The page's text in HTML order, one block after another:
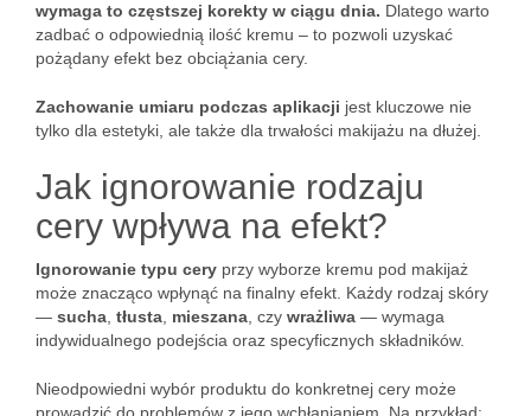
wymaga to częstszej korekty w ciągu dnia. Dlatego warto
zadbać o odpowiednią ilość kremu – to pozwoli uzyskać
pożądany efekt bez obciążania cery.
Zachowanie umiaru podczas aplikacji jest kluczowe nie
tylko dla estetyki, ale także dla trwałości makijażu na dłużej.
Jak ignorowanie rodzaju
cery wpływa na efekt?
Ignorowanie typu cery przy wyborze kremu pod makijaż
może znacząco wpłynąć na finalny efekt. Każdy rodzaj skóry
— sucha tłusta mieszana , czy wrażliwa — wymaga
indywidualnego podejścia oraz specyficznych składników.
Nieodpowiedni wybór produktu do konkretnej cery może